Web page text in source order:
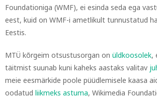
Foundationiga (WMF), ei esinda seda ega
eest, kuid on WMF-i ametlikult tunnustatud
Eestis.
MTÜ kõrgeim otsustusorgan on üldkoosolek,
täitmist suunab kuni kaheks aastaks valitav
meie eesmärkide poole püüdlemisele kaasa
oodatud liikmeks astuma, Wikimedia